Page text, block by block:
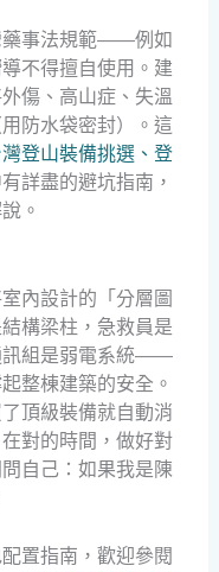
藥事法規範——例如
不得擅自使用。建
傷、高山症、失溫
防水袋密封）。這
登山裝備挑選、登
詳盡的避坑指南，
。
內設計的「分層圖
構梁柱，急救員是
訊組是弱電系統——
整棟建築的安全。
頂級裝備就自動消
對的時間，做好對
自己：如果我是陳
置指南，歡迎參閱